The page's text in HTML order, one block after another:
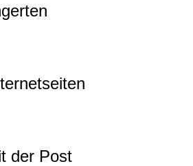
der Post